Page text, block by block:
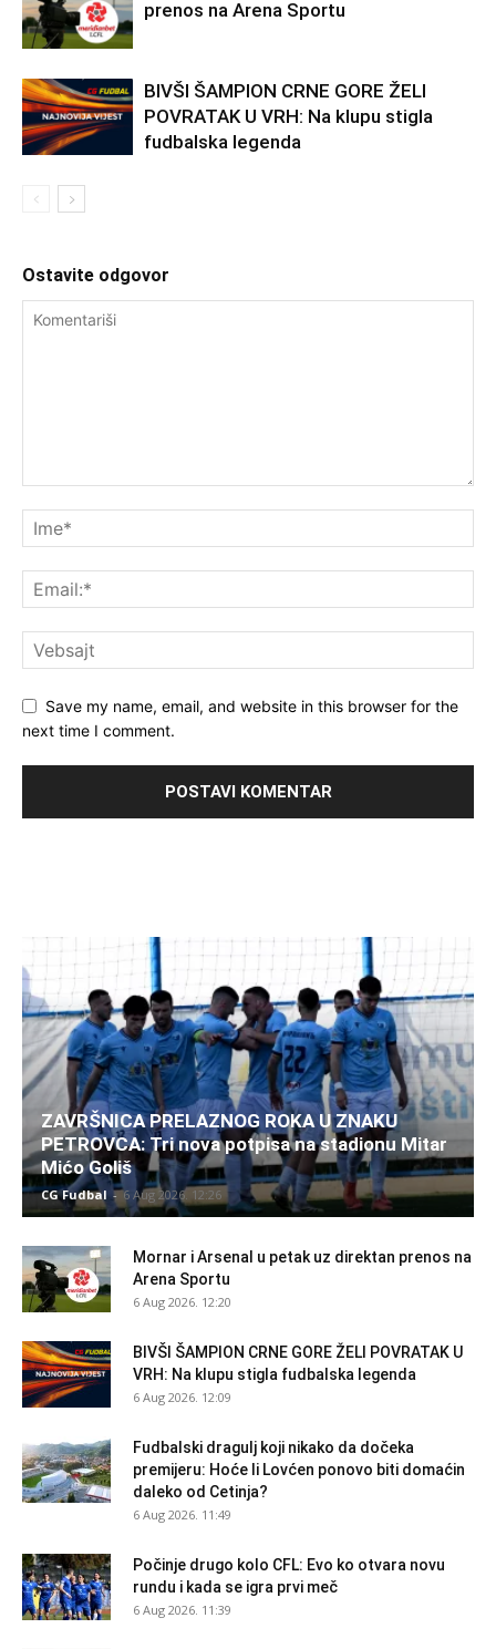
prenos na Arena Sportu
BIVŠI ŠAMPION CRNE GORE ŽELI
POVRATAK U VRH: Na klupu stigla
fudbalska legenda
Ostavite odgovor
Save my name, email, and website in this browser for the
next time I comment.
ZAVRŠNICA PRELAZNOG ROKA U ZNAKU
PETROVCA: Tri nova potpisa na stadionu Mitar
Mićo Goliš
CG Fudbal - 6 Aug 2026. 12:26
Mornar i Arsenal u petak uz direktan prenos na
Arena Sportu
6 Aug 2026. 12:20
BIVŠI ŠAMPION CRNE GORE ŽELI POVRATAK U
VRH: Na klupu stigla fudbalska legenda
6 Aug 2026. 12:09
Fudbalski dragulj koji nikako da dočeka
premijeru: Hoće li Lovćen ponovo biti domaćin
daleko od Cetinja?
6 Aug 2026. 11:49
Počinje drugo kolo CFL: Evo ko otvara novu
rundu i kada se igra prvi meč
6 Aug 2026. 11:39